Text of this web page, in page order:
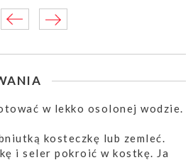
w lekko osolonej wodzie.
kosteczkę lub zemleć.
i seler pokroić w kostkę. Ja